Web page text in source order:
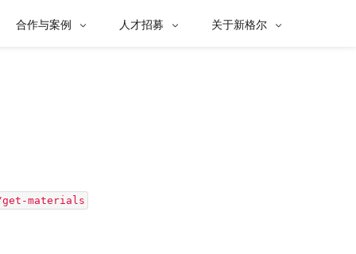
合作与案例  人才招募  关于新格尔 
materials